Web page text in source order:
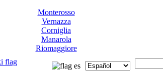
Monterosso
Vernazza
Corniglia
Manarola
Riomaggiore